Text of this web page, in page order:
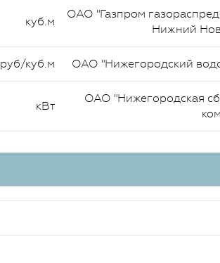
куб.м
ОАО "Газпром
Нижний
руб/куб.м ОАО "Нижегородский
кВт
ОАО "Нижегородская